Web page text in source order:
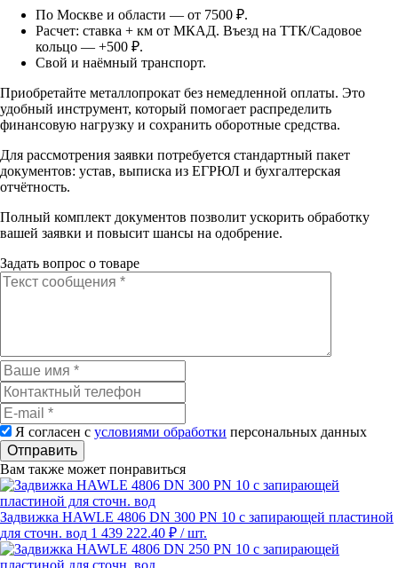
По Москве и области — от 7500 ₽.
Расчет: ставка + км от МКАД. Въезд на ТТК/Садовое
кольцо — +500 ₽.
Свой и наёмный транспорт.
Приобретайте металлопрокат без немедленной оплаты. Это
удобный инструмент, который помогает распределить
финансовую нагрузку и сохранить оборотные средства.
Для рассмотрения заявки потребуется стандартный пакет
документов: устав, выписка из ЕГРЮЛ и бухгалтерская
отчётность.
Полный комплект документов позволит ускорить обработку
вашей заявки и повысит шансы на одобрение.
Задать вопрос о товаре
Я согласен с условиями обработки персональных данных
Отправить
Вам также может понравиться
Задвижка HAWLE 4806 DN 300 PN 10 с запирающей пластиной
для сточн. вод 1 439 222.40 ₽ / шт.